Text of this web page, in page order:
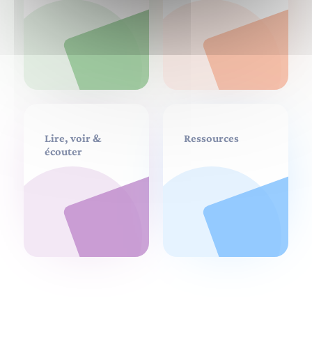
Lire, voir &
écouter
Ressources